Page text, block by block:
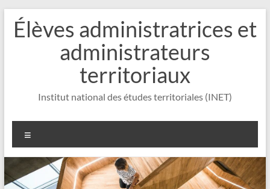
Aller
contenu
Élèves administratrices et
administrateurs
territoriaux
Institut national des études territoriales (INET)